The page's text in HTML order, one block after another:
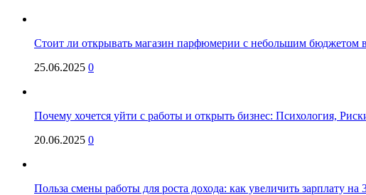
Стоит ли открывать магазин парфюмерии с небольшим бюджетом
25.06.2025 0
Почему хочется уйти с работы и открыть бизнес: Психология,
20.06.2025 0
Польза смены работы для роста дохода: как увеличить зарплату на